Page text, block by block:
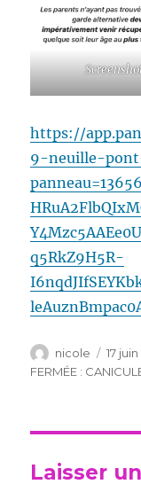
https://
9-neuille-
q5RkZ9H5R-
Auteur
nicole
le
17
FERMÉE :
Laisser